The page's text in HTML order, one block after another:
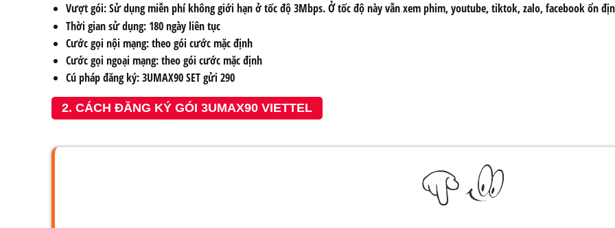
Vượt gói: Sử dụng miễn phí không giới hạn ở tốc độ 3Mbps. Ở tốc độ này vẫn xem phim, youtube, tiktok, zalo, facebook ổn
Thời gian sử dụng: 180 ngày liên tục
Cước gọi nội mạng: theo gói cước mặc định
Cước gọi ngoại mạng: theo gói cước mặc định
Cú pháp đăng ký: 3UMAX90 SET gửi 290
2. CÁCH ĐĂNG KÝ GÓI 3UMAX90 VIETTEL